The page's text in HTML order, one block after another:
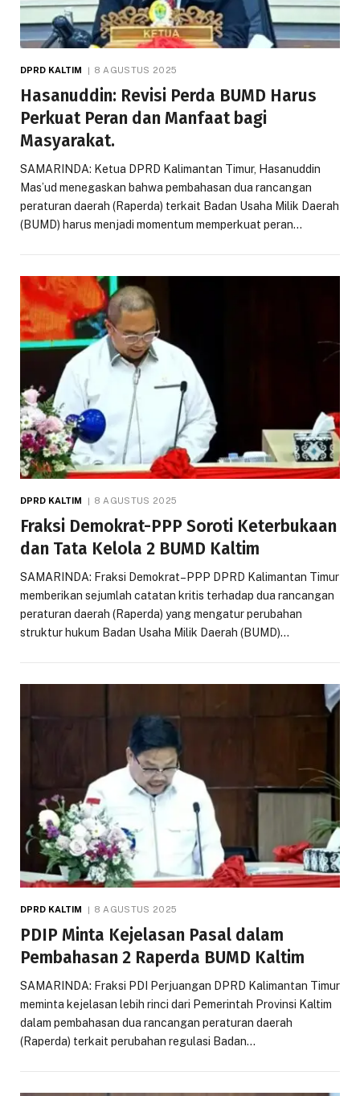
DPRD KALTIM 8 AGUSTUS 2025
Hasanuddin: Revisi Perda BUMD Harus
Perkuat Peran dan Manfaat bagi
Masyarakat.
SAMARINDA: Ketua DPRD Kalimantan Timur, Hasanuddin
Mas’ud menegaskan bahwa pembahasan dua rancangan
peraturan daerah (Raperda) terkait Badan Usaha Milik Daerah
(BUMD) harus menjadi momentum memperkuat peran…
DPRD KALTIM 8 AGUSTUS 2025
Fraksi Demokrat-PPP Soroti Keterbukaan
dan Tata Kelola 2 BUMD Kaltim
SAMARINDA: Fraksi Demokrat–PPP DPRD Kalimantan Timur
memberikan sejumlah catatan kritis terhadap dua rancangan
peraturan daerah (Raperda) yang mengatur perubahan
struktur hukum Badan Usaha Milik Daerah (BUMD)…
DPRD KALTIM 8 AGUSTUS 2025
PDIP Minta Kejelasan Pasal dalam
Pembahasan 2 Raperda BUMD Kaltim
SAMARINDA: Fraksi PDI Perjuangan DPRD Kalimantan Timur
meminta kejelasan lebih rinci dari Pemerintah Provinsi Kaltim
dalam pembahasan dua rancangan peraturan daerah
(Raperda) terkait perubahan regulasi Badan…